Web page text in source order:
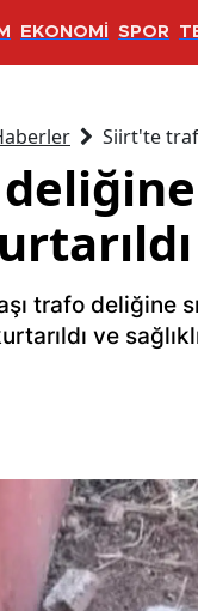
EKONOMİ SPOR
Siirt'te
trafo deliğine
ve